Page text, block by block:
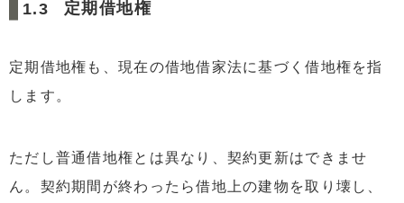
定期借地権
定期借地権も、現在の借地借家法に基づく借地権を指
します。
ただし普通借地権とは異なり、契約更新はできませ
ん。契約期間が終わったら借地上の建物を取り壊し、